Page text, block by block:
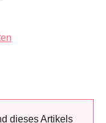
dieses Artikels